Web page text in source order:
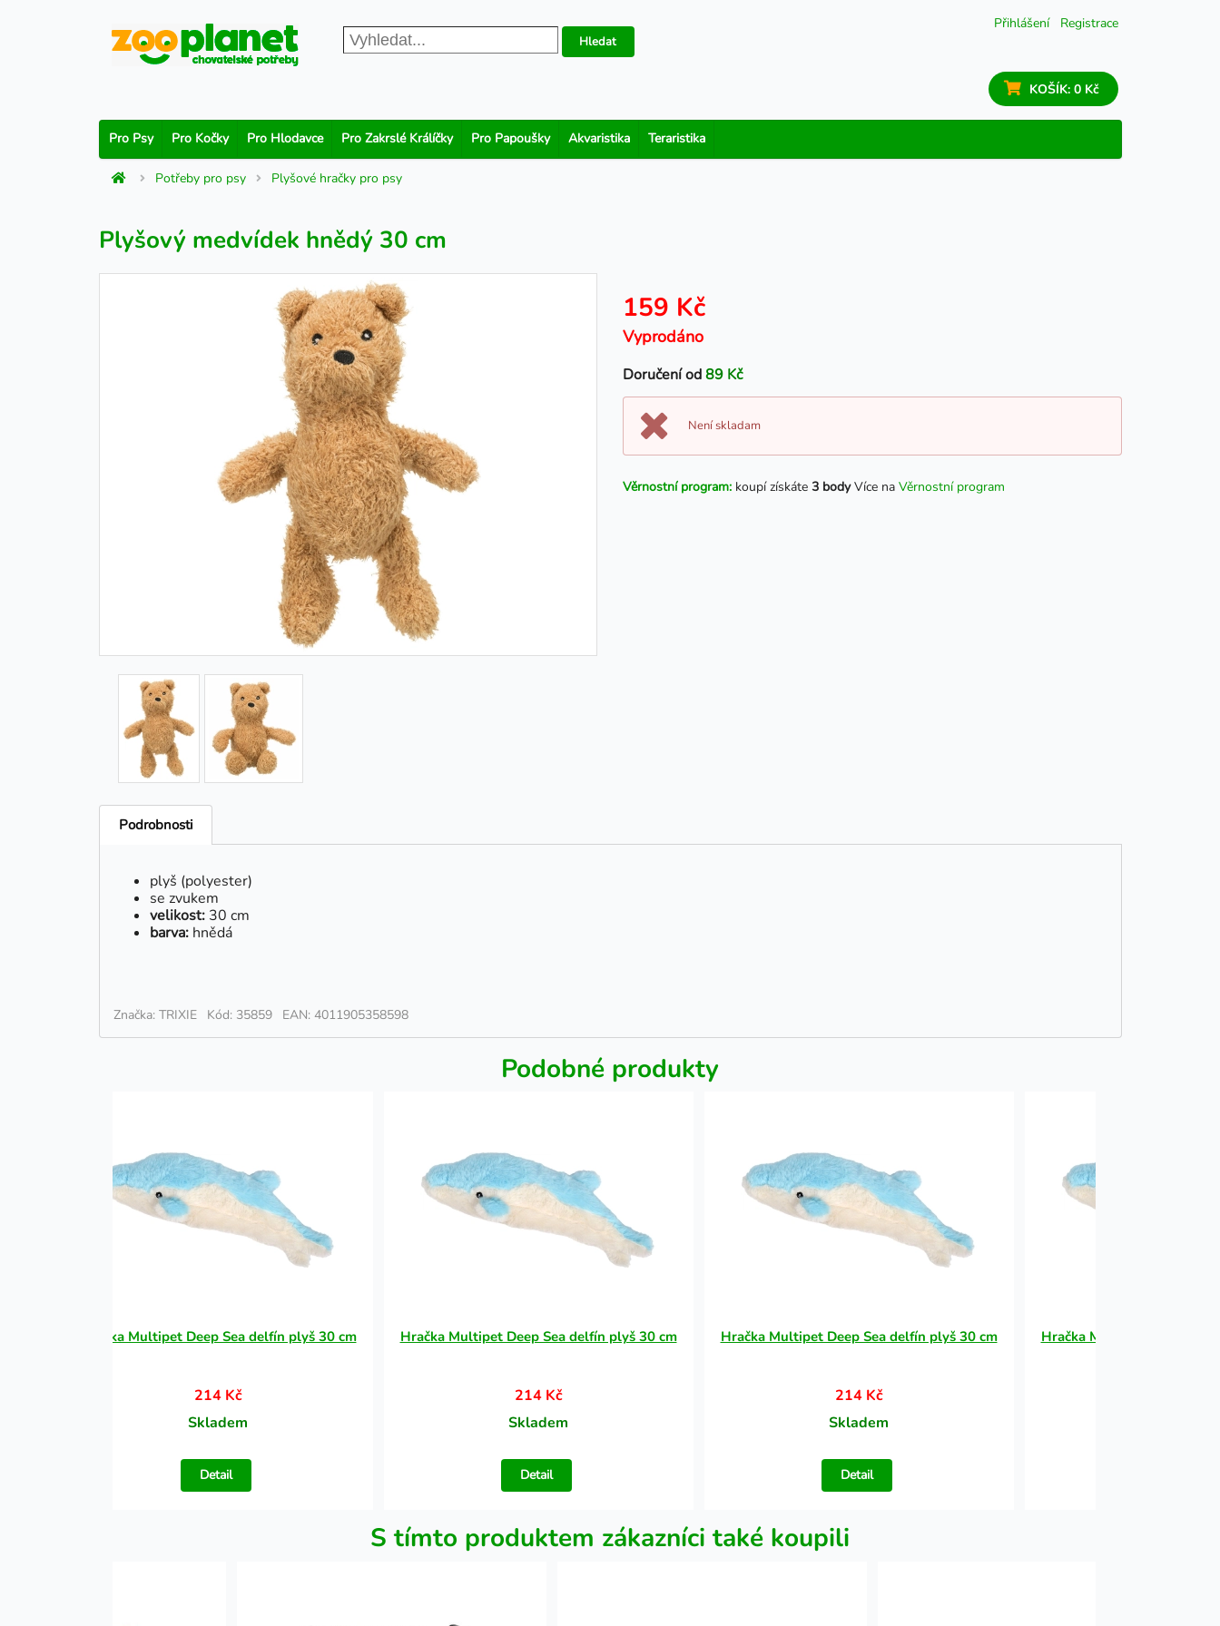
Přihlášení Registrace
Hledat
KOŠÍK: 0 Kč
Pro Psy Pro Kočky Pro Hlodavce Pro Zakrslé Králíčky Pro Papoušky Akvaristika Teraristika
Potřeby pro psy Plyšové hračky pro psy
Plyšový medvídek hnědý 30 cm
159 Kč
Vyprodáno
Doručení od89 Kč
Není skladam
Věrnostní program: koupí získáte 3 bodyVíce na Věrnostní program
Podrobnosti
plyš (polyester)
se zvukem
velikost:30 cm
barva: hnědá
Značka: TRIXIE Kód: 35859 EAN: 4011905358598
Podobné produkty
Hračka Multipet Deep Sea delfín plyš 30 cm
214 Kč
Skladem
Detail
Hračka Multipet Deep Sea delfín plyš 30 cm
214 Kč
Skladem
Detail
Hračka Multipet Deep Sea delfín plyš 30 cm
214 Kč
Skladem
Detail
Hračka Multipet Deep Sea
S tímto produktem zákazníci také koupili